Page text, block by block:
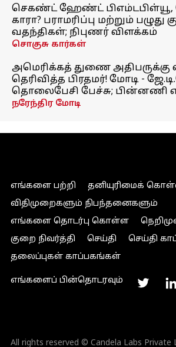
செகண்ட் ஹேண்ட் பிஎம்டபிள்யூ,
காரா? பராமரிப்பு மற்றும்
வதந்திகள்; நிபுணர் விளக்கம்
சொகுசு கார்கள்
அமெரிக்கத் துணை அதிபருக்கு
தெரிவித்த பிரதமர்! மோடி -
தொலைபேசி பேச்சு; பின்னணி
நரேந்திர மோடி
எங்களை பற்றி
தனியுரிமைக்
விதிமுறைகளும் நிபந்தனைகளும்
எங்களை தொடர்பு கொள்ள
குறை நிவர்த்தி
செய்தி
செய்தி
தலைப்புகள் காப்பகங்கள்
எங்களைப் பின்தொடரவும்
All rights reserved © Candela Labs Private